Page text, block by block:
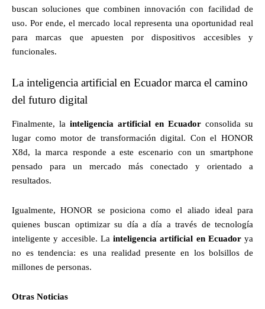
buscan soluciones que combinen innovación con facilidad de
uso. Por ende, el mercado local representa una oportunidad real
para marcas que apuesten por dispositivos accesibles y
funcionales.
La inteligencia artificial en Ecuador marca el camino
del futuro digital
Finalmente, la inteligencia artificial en Ecuador consolida su
lugar como motor de transformación digital. Con el HONOR
X8d, la marca responde a este escenario con un smartphone
pensado para un mercado más conectado y orientado a
resultados.
Igualmente, HONOR se posiciona como el aliado ideal para
quienes buscan optimizar su día a día a través de tecnología
inteligente y accesible. La inteligencia artificial en Ecuadorya
no es tendencia: es una realidad presente en los bolsillos de
millones de personas.
Otras Noticias